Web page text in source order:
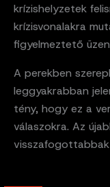
krízishelyzetek
krízisvonalakra
figyelmeztető
A perekben
leggyakrabban
tény, hogy ez a
válaszokra. Az
visszafogottabbak